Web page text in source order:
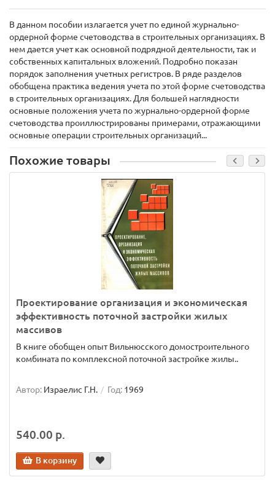
В данном пособии излагается учет по единой журнально-
ордерной форме счетоводства в строительных организациях. В
нем дается учет как основной подрядной деятельности, так и
собственных капитальных вложений. Подробно показан
порядок заполнения учетных регистров. В ряде разделов
обобщена практика ведения учета по этой форме счетоводства
в строительных организациях. Для большей наглядности
основные положения учета по журнально-ордерной форме
счетоводства проиллюстрированы примерами, отражающими
основные операции строительных организаций...
Похожие товары
Проектирование организация и экономическая
эффективность поточной застройки жилых
массивов
В книге обобщен опыт Вильнюсского домостроительного
комбината по комплексной поточной застройке жилы..
Автор: Израелис Г.Н. Год: 1969
540.00 р.
В корзину